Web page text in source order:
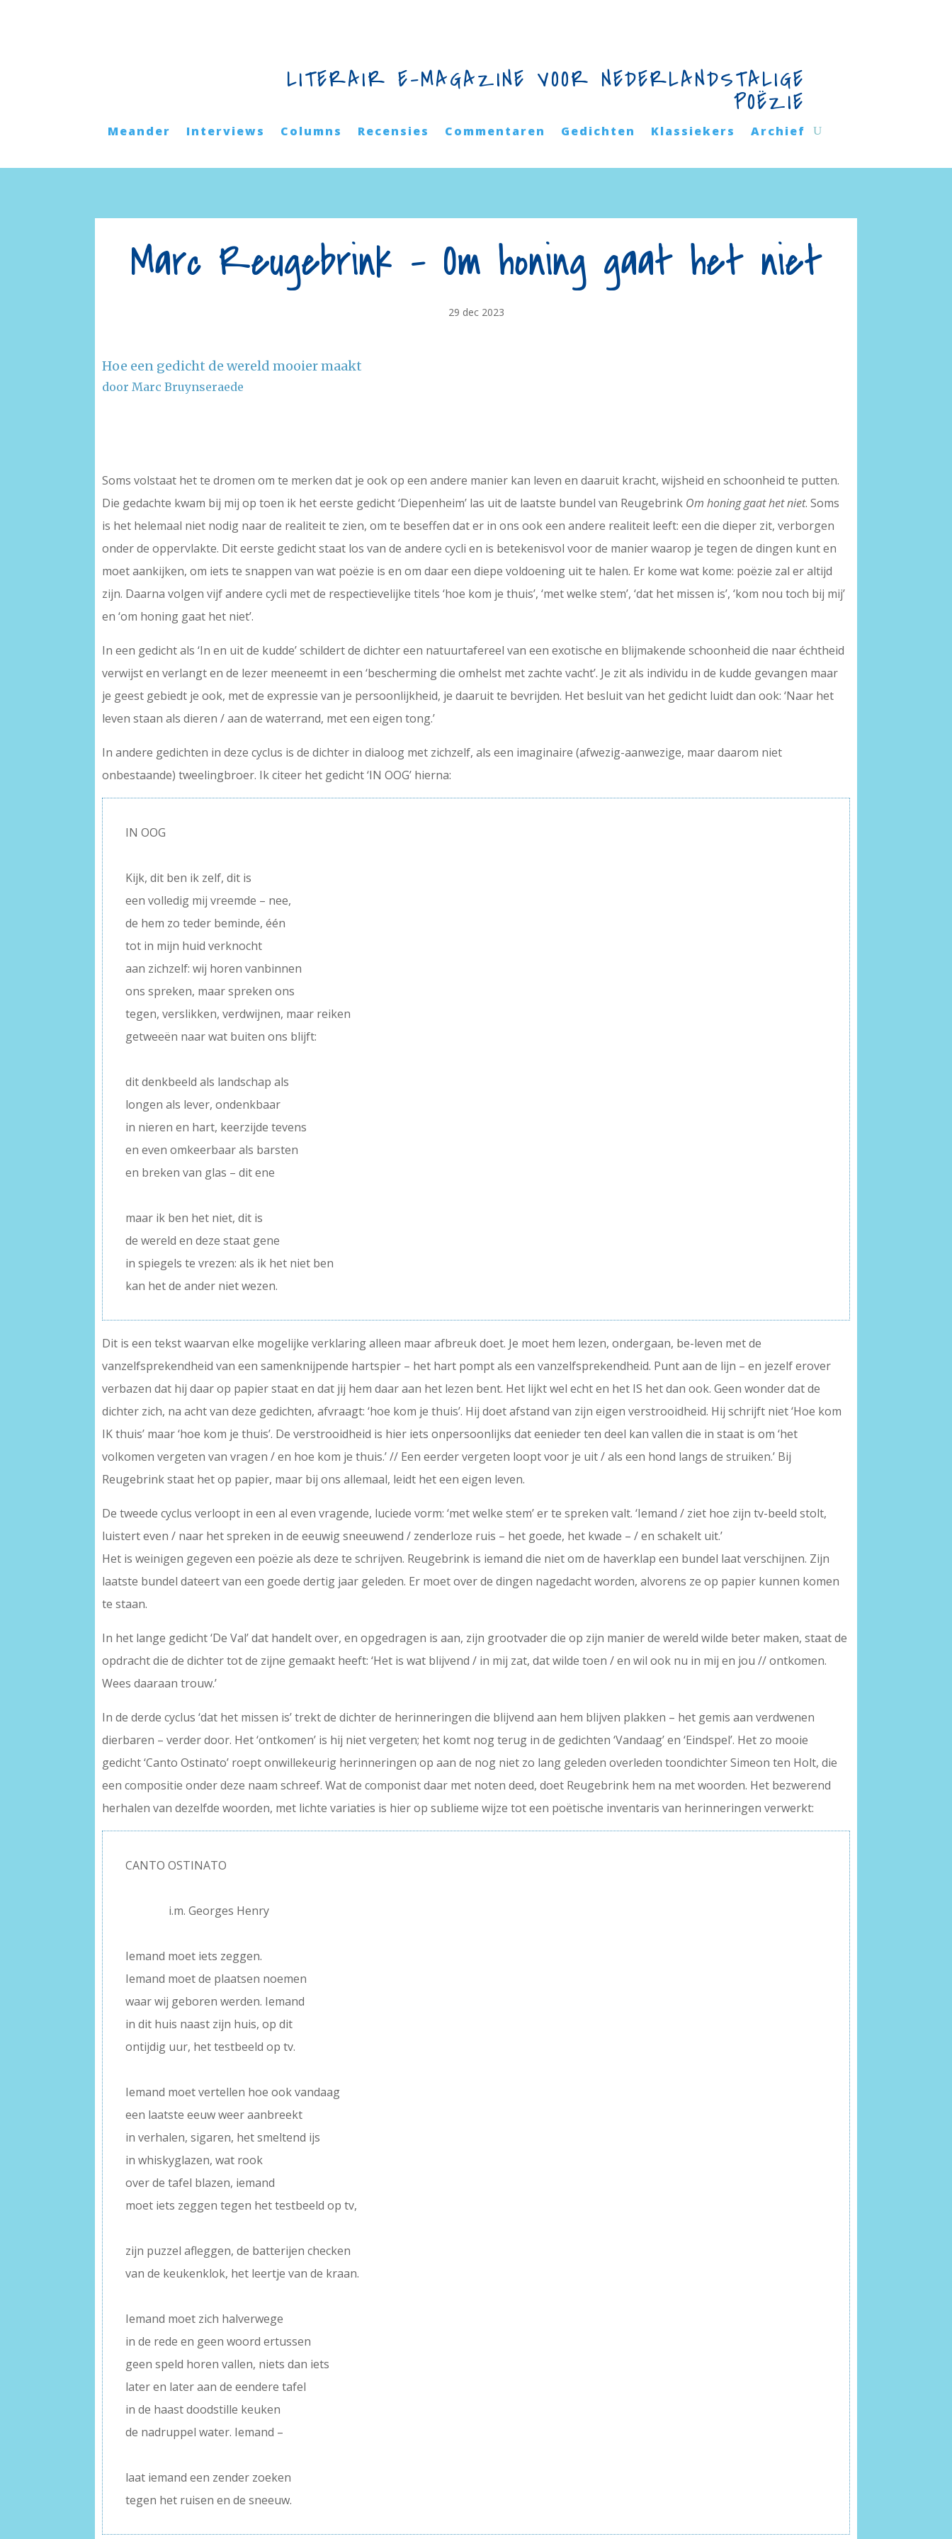
LITERAIR E-MAGAZINE VOOR NEDERLANDSTALIGE
POËZIE
Meander Interviews Columns Recensies Commentaren Gedichten Klassiekers Archief
Marc Reugebrink – Om honing gaat het niet
29 dec 2023
Hoe een gedicht de wereld mooier maakt
door Marc Bruynseraede
Soms volstaat het te dromen om te merken dat je ook op een andere manier kan leven en daaruit kracht, wijsheid en schoonheid te putten.
Die gedachte kwam bij mij op toen ik het eerste gedicht ‘Diepenheim’ las uit de laatste bundel van Reugebrink Om honing gaat het niet. Soms
is het helemaal niet nodig naar de realiteit te zien, om te beseffen dat er in ons ook een andere realiteit leeft: een die dieper zit, verborgen
onder de oppervlakte. Dit eerste gedicht staat los van de andere cycli en is betekenisvol voor de manier waarop je tegen de dingen kunt en
moet aankijken, om iets te snappen van wat poëzie is en om daar een diepe voldoening uit te halen. Er kome wat kome: poëzie zal er altijd
zijn. Daarna volgen vijf andere cycli met de respectievelijke titels ‘hoe kom je thuis’, ‘met welke stem’, ‘dat het missen is’, ‘kom nou toch bij mij’
en ‘om honing gaat het niet’.
In een gedicht als ‘In en uit de kudde’ schildert de dichter een natuurtafereel van een exotische en blijmakende schoonheid die naar échtheid
verwijst en verlangt en de lezer meeneemt in een ‘bescherming die omhelst met zachte vacht’. Je zit als individu in de kudde gevangen maar
je geest gebiedt je ook, met de expressie van je persoonlijkheid, je daaruit te bevrijden. Het besluit van het gedicht luidt dan ook: ‘Naar het
leven staan als dieren / aan de waterrand, met een eigen tong.’
In andere gedichten in deze cyclus is de dichter in dialoog met zichzelf, als een imaginaire (afwezig-aanwezige, maar daarom niet
onbestaande) tweelingbroer. Ik citeer het gedicht ‘IN OOG’ hierna:
IN OOG
Kijk, dit ben ik zelf, dit is
een volledig mij vreemde – nee,
de hem zo teder beminde, één
tot in mijn huid verknocht
aan zichzelf: wij horen vanbinnen
ons spreken, maar spreken ons
tegen, verslikken, verdwijnen, maar reiken
getweeën naar wat buiten ons blijft:
dit denkbeeld als landschap als
longen als lever, ondenkbaar
in nieren en hart, keerzijde tevens
en even omkeerbaar als barsten
en breken van glas – dit ene
maar ik ben het niet, dit is
de wereld en deze staat gene
in spiegels te vrezen: als ik het niet ben
kan het de ander niet wezen.
Dit is een tekst waarvan elke mogelijke verklaring alleen maar afbreuk doet. Je moet hem lezen, ondergaan, be-leven met de
vanzelfsprekendheid van een samenknijpende hartspier – het hart pompt als een vanzelfsprekendheid. Punt aan de lijn – en jezelf erover
verbazen dat hij daar op papier staat en dat jij hem daar aan het lezen bent. Het lijkt wel echt en het IS het dan ook. Geen wonder dat de
dichter zich, na acht van deze gedichten, afvraagt: ‘hoe kom je thuis’. Hij doet afstand van zijn eigen verstrooidheid. Hij schrijft niet ‘Hoe kom
IK thuis’ maar ‘hoe kom je thuis’. De verstrooidheid is hier iets onpersoonlijks dat eenieder ten deel kan vallen die in staat is om ‘het
volkomen vergeten van vragen / en hoe kom je thuis.’ // Een eerder vergeten loopt voor je uit / als een hond langs de struiken.’ Bij
Reugebrink staat het op papier, maar bij ons allemaal, leidt het een eigen leven.
De tweede cyclus verloopt in een al even vragende, luciede vorm: ‘met welke stem’ er te spreken valt. ‘Iemand / ziet hoe zijn tv-beeld stolt,
luistert even / naar het spreken in de eeuwig sneeuwend / zenderloze ruis – het goede, het kwade – / en schakelt uit.’
Het is weinigen gegeven een poëzie als deze te schrijven. Reugebrink is iemand die niet om de haverklap een bundel laat verschijnen. Zijn
laatste bundel dateert van een goede dertig jaar geleden. Er moet over de dingen nagedacht worden, alvorens ze op papier kunnen komen
te staan.
In het lange gedicht ‘De Val’ dat handelt over, en opgedragen is aan, zijn grootvader die op zijn manier de wereld wilde beter maken, staat de
opdracht die de dichter tot de zijne gemaakt heeft: ‘Het is wat blijvend / in mij zat, dat wilde toen / en wil ook nu in mij en jou // ontkomen.
Wees daaraan trouw.’
In de derde cyclus ‘dat het missen is’ trekt de dichter de herinneringen die blijvend aan hem blijven plakken – het gemis aan verdwenen
dierbaren – verder door. Het ‘ontkomen’ is hij niet vergeten; het komt nog terug in de gedichten ‘Vandaag’ en ‘Eindspel’. Het zo mooie
gedicht ‘Canto Ostinato’ roept onwillekeurig herinneringen op aan de nog niet zo lang geleden overleden toondichter Simeon ten Holt, die
een compositie onder deze naam schreef. Wat de componist daar met noten deed, doet Reugebrink hem na met woorden. Het bezwerend
herhalen van dezelfde woorden, met lichte variaties is hier op sublieme wijze tot een poëtische inventaris van herinneringen verwerkt:
CANTO OSTINATO
i.m. Georges Henry
Iemand moet iets zeggen.
Iemand moet de plaatsen noemen
waar wij geboren werden. Iemand
in dit huis naast zijn huis, op dit
ontijdig uur, het testbeeld op tv.
Iemand moet vertellen hoe ook vandaag
een laatste eeuw weer aanbreekt
in verhalen, sigaren, het smeltend ijs
in whiskyglazen, wat rook
over de tafel blazen, iemand
moet iets zeggen tegen het testbeeld op tv,
zijn puzzel afleggen, de batterijen checken
van de keukenklok, het leertje van de kraan.
Iemand moet zich halverwege
in de rede en geen woord ertussen
geen speld horen vallen, niets dan iets
later en later aan de eendere tafel
in de haast doodstille keuken
de nadruppel water. Iemand –
laat iemand een zender zoeken
tegen het ruisen en de sneeuw.